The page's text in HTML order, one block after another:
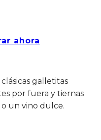
ahora
galletitas
por fuera y tiernas
un vino dulce.